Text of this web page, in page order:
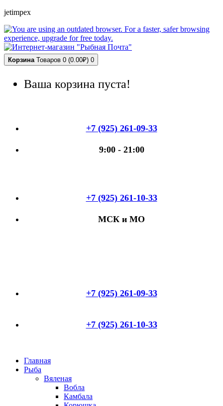
jetimpex
Корзина Товаров 0 (0.00₽) 0
Ваша корзина пуста!
+7 (925) 261-09-33
9:00 - 21:00
+7 (925) 261-10-33
МСК и МО
+7 (925) 261-09-33
+7 (925) 261-10-33
Главная
Рыба
Вяленая
Вобла
Камбала